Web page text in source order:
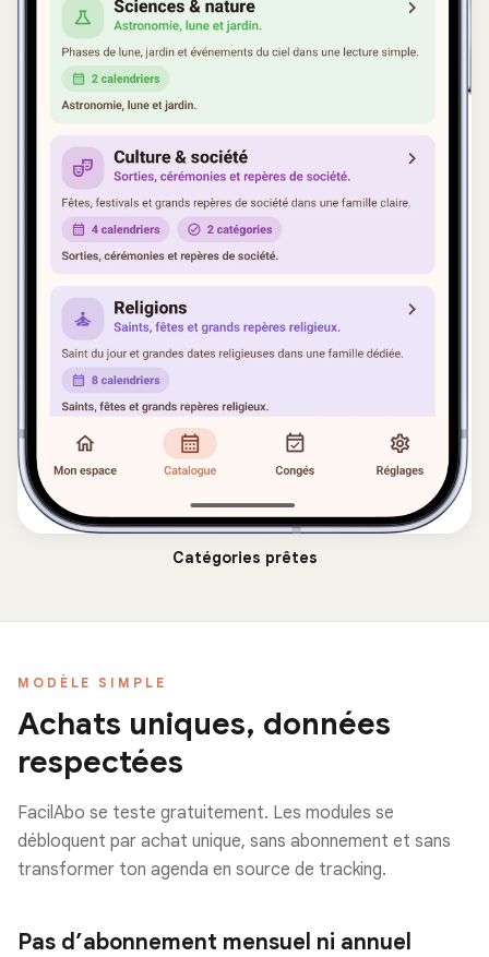
Catégories prêtes
MODÈLE SIMPLE
Achats uniques, données
respectées
FacilAbo se teste gratuitement. Les modules se
débloquent par achat unique, sans abonnement et sans
transformer ton agenda en source de tracking.
Pas d’abonnement mensuel ni annuel